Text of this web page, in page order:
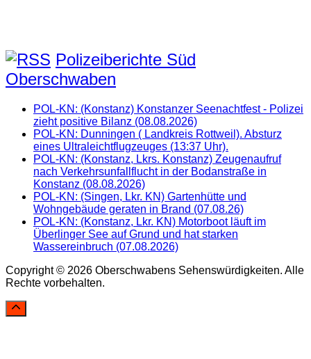
Polizeiberichte Süd
Oberschwaben
POL-KN: (Konstanz) Konstanzer Seenachtfest - Polizei
zieht positive Bilanz (08.08.2026)
POL-KN: Dunningen ( Landkreis Rottweil). Absturz
eines Ultraleichtflugzeuges (13:37 Uhr).
POL-KN: (Konstanz, Lkrs. Konstanz) Zeugenaufruf
nach Verkehrsunfallflucht in der Bodanstraße in
Konstanz (08.08.2026)
POL-KN: (Singen, Lkr. KN) Gartenhütte und
Wohngebäude geraten in Brand (07.08.26)
POL-KN: (Konstanz, Lkr. KN) Motorboot läuft im
Überlinger See auf Grund und hat starken
Wassereinbruch (07.08.2026)
Copyright © 2026 Oberschwabens Sehenswürdigkeiten. Alle
Rechte vorbehalten.